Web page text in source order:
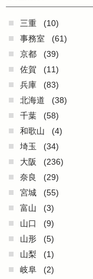
三重
(10)
事務室
(61)
京都
(39)
佐賀
(11)
兵庫
(83)
北海道
(38)
千葉
(58)
和歌山
(4)
埼玉
(34)
大阪
(236)
奈良
(29)
宮城
(55)
富山
(3)
山口
(9)
山形
(5)
山梨
(1)
岐阜
(2)